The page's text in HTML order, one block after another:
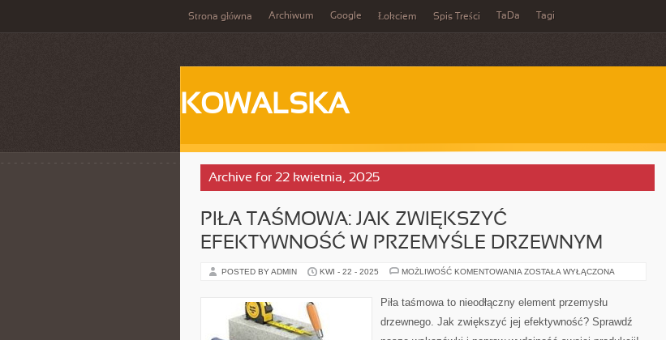
Strona główna Archiwum Google Łokciem Spis Treści TaDa Tagi
KOWALSKA
Archive for 22 kwietnia, 2025
PIŁA TAŚMOWA: JAK ZWIĘKSZYĆ
EFEKTYWNOŚĆ W PRZEMYŚLE DRZEWNYM
POSTED BY ADMIN KWI - 22 - 2025 MOŻLIWOŚĆ KOMENTOWANIA PIŁA
ZWIĘKSZYĆ
EFEKTYWNOŚĆ
PRZEMYŚLE
ZOSTAŁA WYŁĄCZONA
Piła taśmowa to nieodłączny element przemysłu
drzewnego. Jak zwiększyć jej efektywność? Sprawdź